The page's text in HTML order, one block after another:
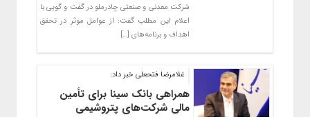
شرکت معدنی و صنعتی چادرملو در گفت و گویی با
اعلام این مطلب گفت: از عوامل موثر در تحقق
اهداف و برنامه‌های […]
غلامرضا فتحعلی خبر داد:
همراهی بانک سینا برای تأمین
مالی شرکت‌های پتروشیمی